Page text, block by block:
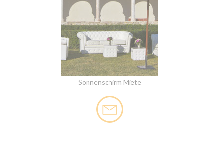
Sonnenschirm Miete